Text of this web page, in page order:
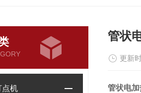
点机
管状
更新
管状电